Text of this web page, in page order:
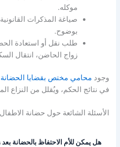
موكله.
صياغة المذكرات
بوضوح.
طلب نقل أو استعادة
زواج الحاضن، انتقال
وجود محامي مختص بقضايا الحضانة
في نتائج الحكم، ويُقلل من النزاع
الأسئلة الشائعة حول حضانة
هل يمكن للأم الاحتفاظ بالحضانة بعد